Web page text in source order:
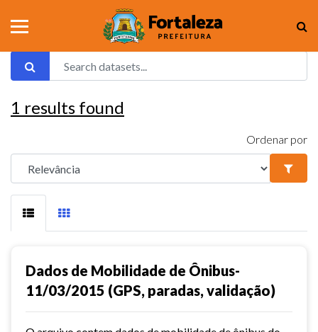
1 results found
Ordenar por
Dados de Mobilidade de Ônibus-
11/03/2015 (GPS, paradas, validação)